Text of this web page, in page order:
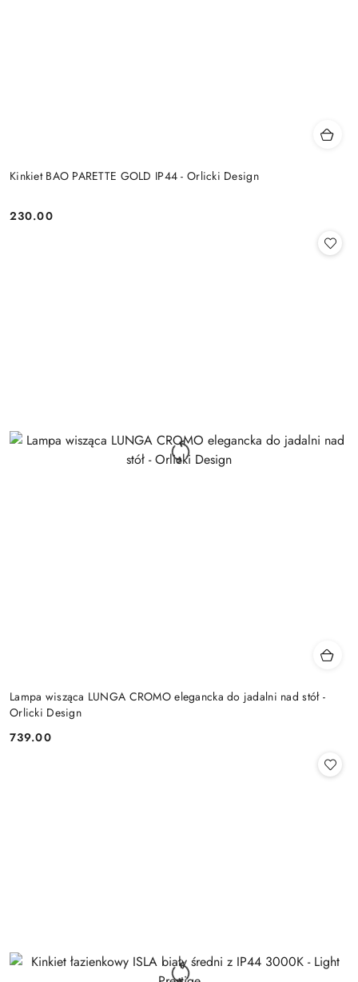
Kinkiet BAO PARETTE GOLD IP44 - Orlicki Design
Cena:
230.00
Lampa wisząca LUNGA CROMO elegancka do jadalni nad stół -
Orlicki Design
Cena:
739.00